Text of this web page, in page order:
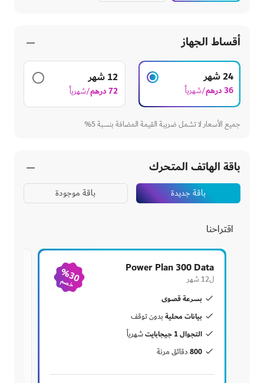
أقساط الجهاز
24 شهر
36 درهم /شهرياً
12 شهر
72 درهم /شهرياً
جميع الأسعار لا تشمل ضريبة القيمة المضافة بنسبة 5%
باقة الهاتف المتحرك
باقة جديدة باقة موجودة
اقتراحنا
Power Plan 300 Data
ل12 شهر %30
خصم
بسرعة قصوى
بيانات محليةبدون توقف
التجوال 1 جيجابايت شهرياً
800دقائق مرنة